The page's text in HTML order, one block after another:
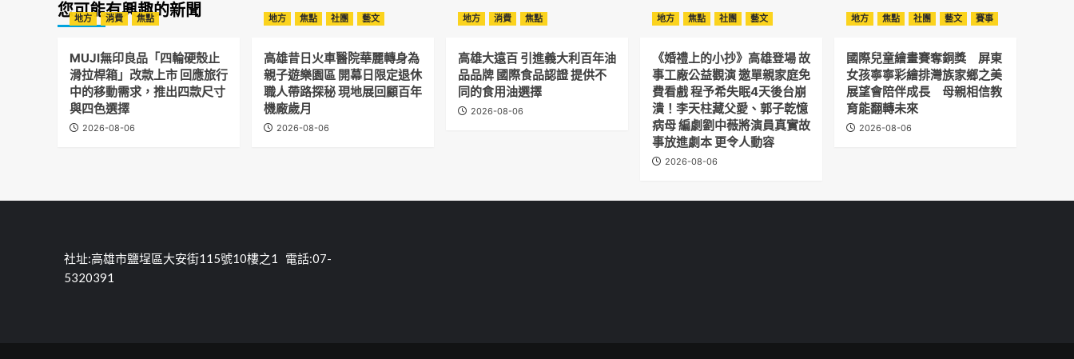
您可能有興趣的新聞
地方 消費 焦點
MUJI無印良品「四輪硬殼止
滑拉桿箱」改款上市 回應旅行
中的移動需求，推出四款尺寸
與四色選擇
2026-08-06
地方 焦點 社團 藝文
高雄昔日火車醫院華麗轉身為
親子遊樂園區 開幕日限定退休
職人帶路探秘 現地展回顧百年
機廠歲月
2026-08-06
地方 消費 焦點
高雄大遠百 引進義大利百年油
品品牌 國際食品認證 提供不
同的食用油選擇
2026-08-06
地方 焦點 社團 藝文
《婚禮上的小抄》高雄登場 故
事工廠公益觀演 邀單親家庭免
費看戲 程予希失眠4天後台崩
潰！李天柱藏父愛、郭子乾憶
病母 編劇劉中薇將演員真實故
事放進劇本 更令人動容
2026-08-06
地方 焦點 社團 藝文 賽事
國際兒童繪畫賽奪銅獎 屏東
女孩寧寧彩繪排灣族家鄉之美
展望會陪伴成長 母親相信教
育能翻轉未來
2026-08-06
社址:高雄市鹽埕區大安街115號10樓之1 電話:07-
5320391